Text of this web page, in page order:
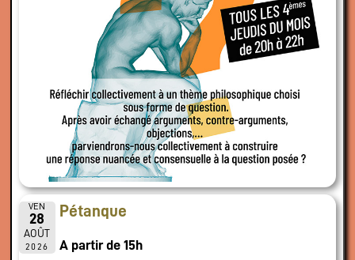
VEN
28
AOÛT
2026
Pétanque
A partir de 15h